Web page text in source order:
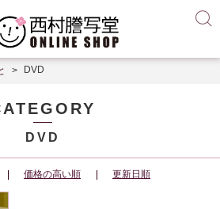
DVD
DVD
価格の高い順 更新日順